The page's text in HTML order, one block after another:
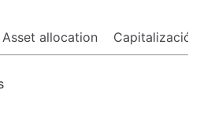
Asset allocation Capitalización